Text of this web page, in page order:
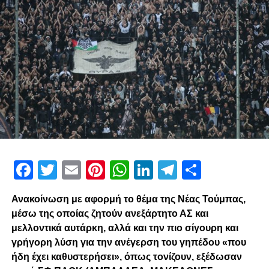
Facebook
Twitter
EmailPinterest
WhatsApp
LinkedIn
Telegram
Ανακοίνωση με αφορμή το θέμα της Νέας Τούμπας,
μέσω της οποίας ζητούν ανεξάρτητο ΑΣ και
μελλοντικά αυτάρκη, αλλά και την πιο σίγουρη και
γρήγορη λύση για την ανέγερση του γηπέδου «που
ήδη έχει καθυστερήσει», όπως τονίζουν, εξέδωσαν